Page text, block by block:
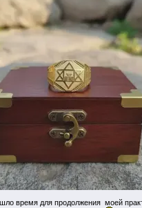
время для продолжения моей